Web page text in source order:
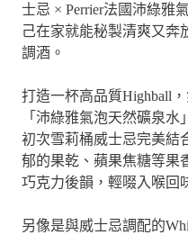
士忌 × Perrier法國沛綠雅
己在家就能秘製清爽又奔
調酒。
打造一杯高品質Highball
「沛綠雅氣泡天然礦泉
初次雪莉桶威士忌完美結
郁的果乾、蘋果焦糖等果
巧克力後韻，輕啜入喉回
另像是與威士忌調配的